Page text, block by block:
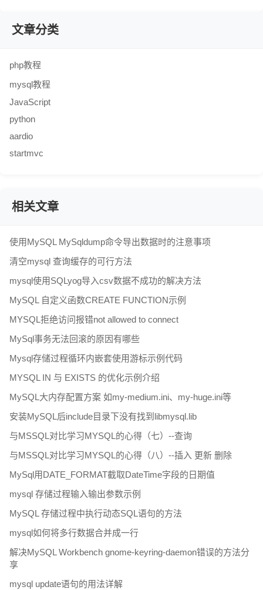
文章分类
php教程
mysql教程
JavaScript
python
aardio
startmvc
相关文章
使用MySQL MySqldump命令导出数据时的注意事项
清空mysql 查询缓存的可行方法
mysql使用SQLyog导入csv数据不成功的解决方法
MySQL 自定义函数CREATE FUNCTION示例
MYSQL拒绝访问报错not allowed to connect
MySql事务无法回滚的原因有哪些
Mysql存储过程循环内嵌套使用游标示例代码
MYSQL IN 与 EXISTS 的优化示例介绍
MySQL大内存配置方案 如my-medium.ini、my-huge.ini等
安装MySQL后include目录下没有找到libmysql.lib
与MSSQL对比学习MYSQL的心得（七）--查询
与MSSQL对比学习MYSQL的心得（八）--插入 更新 删除
MySql用DATE_FORMAT截取DateTime字段的日期值
mysql 存储过程输入输出参数示例
MySQL 存储过程中执行动态SQL语句的方法
mysql如何将多行数据合并成一行
解决MySQL Workbench gnome-keyring-daemon错误的方法分
享
mysql update语句的用法详解